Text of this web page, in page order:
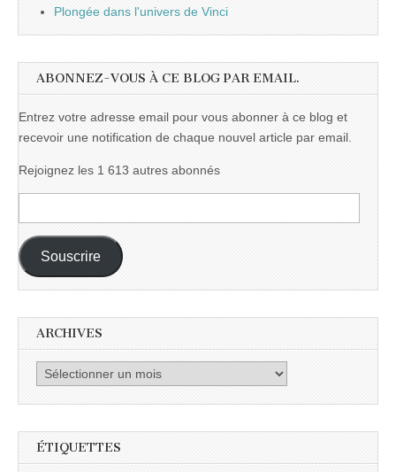
Plongée dans l'univers de Vinci
ABONNEZ-VOUS À CE BLOG PAR EMAIL.
Entrez votre adresse email pour vous abonner à ce blog et
recevoir une notification de chaque nouvel article par email.
Rejoignez les 1 613 autres abonnés
e-
mail :
Souscrire
ARCHIVES
Archives
ÉTIQUETTES